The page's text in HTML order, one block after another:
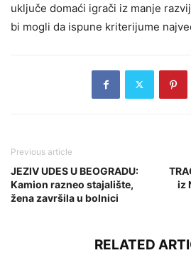
uključe domaći igrači iz manje
bi mogli da ispune kriterijume
Previous article
JEZIV UDES U BEOGRADU:
Kamion razneo stajalište,
žena završila u bolnici
iz
RELATED